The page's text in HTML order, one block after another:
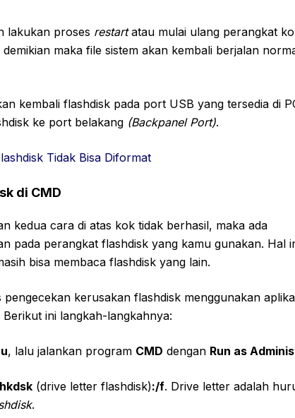
lakukan proses restartatau mulai ulang perangkat
maka file sistem akan kembali berjalan
kembali flashdisk pada port USB yang tersedia di
ke port belakang (Backpanel Port).
Tidak Bisa Diformat
di CMD
kedua cara di atas kok tidak berhasil, maka ada
pada perangkat flashdisk yang kamu gunakan. Hal
bisa membaca flashdisk yang lain.
kerusakan flashdisk menggunakan
ini langkah-langkahnya:
, lalu jalankan program CMD dengan Run as
(drive letter flashdisk):/f. Drive letter adalah
.